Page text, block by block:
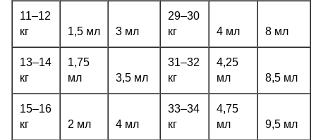
11–12
кг
1,5 мл 3 мл
29–30
кг
4 мл 8 мл
13–14
кг
1,75
мл
3,5 мл
31–32
кг
4,25
мл
8,5 мл
15–16
кг
2 мл 4 мл
33–34
кг
4,75
мл
9,5 мл